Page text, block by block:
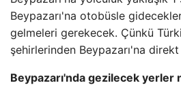
Beypazarı'na otobüsle
gelmeleri gerekecek. Çünkü
şehirlerinden Beypazarı'na
Beypazarı'nda gezilecek yerler